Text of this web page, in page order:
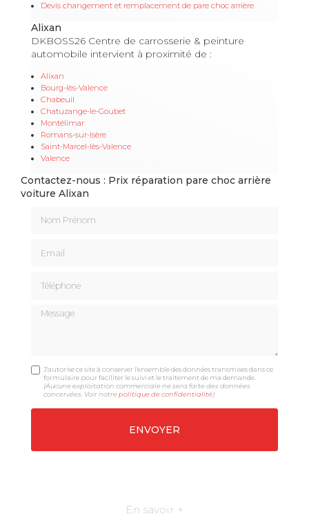
Devis changement et remplacement de pare choc arrière
Alixan
DKBOSS26 Centre de carrosserie & peinture
automobile intervient à proximité de :
Alixan
Bourg-lès-Valence
Chabeuil
Chatuzange-le-Goubet
Montélimar
Romans-sur-Isère
Saint-Marcel-lès-Valence
Valence
Contactez-nous : Prix réparation pare choc arrière
voiture Alixan
Message
J'autorise ce site à conserver l'ensemble des données transmises dans ce
formulaire pour faciliter le suivi et le traitement de ma demande.
(Aucune exploitation commerciale ne sera faite des données
concervées. Voir notrepolitique de confidentialité)
En savoir +